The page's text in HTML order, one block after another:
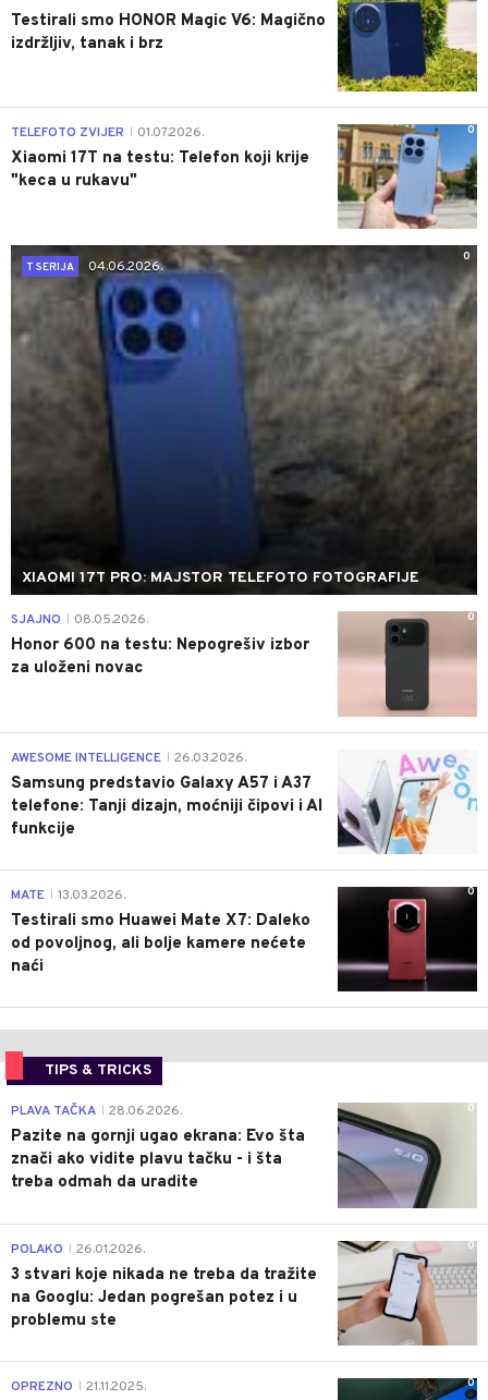
Testirali smo HONOR Magic V6: Magično
izdržljiv, tanak i brz
0
TELEFOTO ZVIJER 01.07.2026.
Xiaomi 17T na testu: Telefon koji krije
"keca u rukavu"
0
T SERIJA
04.06.2026.
XIAOMI 17T PRO: MAJSTOR TELEFOTO FOTOGRAFIJE
0
SJAJNO 08.05.2026.
Honor 600 na testu: Nepogrešiv izbor
za uloženi novac
AWESOME INTELLIGENCE 26.03.2026.
Samsung predstavio Galaxy A57 i A37
telefone: Tanji dizajn, moćniji čipovi i AI
funkcije
0
MATE 13.03.2026.
Testirali smo Huawei Mate X7: Daleko
od povoljnog, ali bolje kamere nećete
naći
TIPS & TRICKS
0
PLAVA TAČKA 28.06.2026.
Pazite na gornji ugao ekrana: Evo šta
znači ako vidite plavu tačku - i šta
treba odmah da uradite
0
POLAKO 26.01.2026.
3 stvari koje nikada ne treba da tražite
na Googlu: Jedan pogrešan potez i u
problemu ste
0
OPREZNO 21.11.2025.